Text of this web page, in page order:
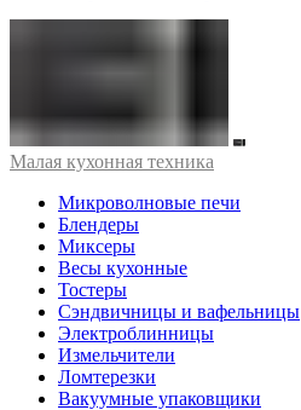
Малая кухонная техника
Микроволновые печи
Блендеры
Миксеры
Весы кухонные
Тостеры
Сэндвичницы и вафельницы
Электроблинницы
Измельчители
Ломтерезки
Вакуумные упаковщики